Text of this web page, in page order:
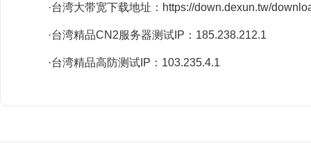
·台湾大带宽下载地址：https://down.dexun.tw/
·台湾精品CN2服务器测试IP：185.238.212.1
·台湾精品高防测试IP：103.235.4.1